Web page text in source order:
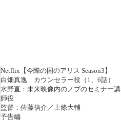
Netflix【今際の国のアリス Season3】
白畑真逸 カウンセラー役（1、6話）
水野直：未来映像内のノブのセミナー講
師役
監督：佐藤信介／上條大輔
予告編